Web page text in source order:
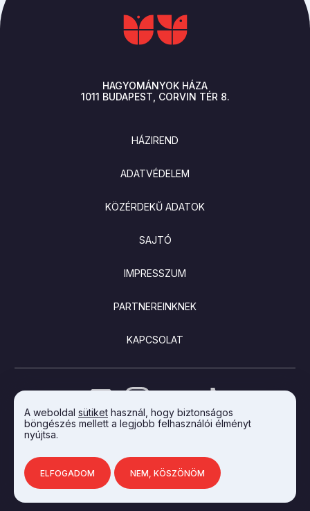
A weboldal sütiket használ, hogy biztonságos
böngészés mellett a legjobb felhasználói élményt
nyújtsa.
ELFOGADOM NEM, KÖSZÖNÖM
HAGYOMÁNYOK HÁZA
1011 BUDAPEST CORVIN TÉR 8.
HÁZIREND
ADATVÉDELEM
KÖZÉRDEKŰ ADATOK
SAJTÓ
IMPRESSZUM
PARTNEREINKNEK
KAPCSOLAT
AZ INTEGRAL VISION FEJLESZTETTE